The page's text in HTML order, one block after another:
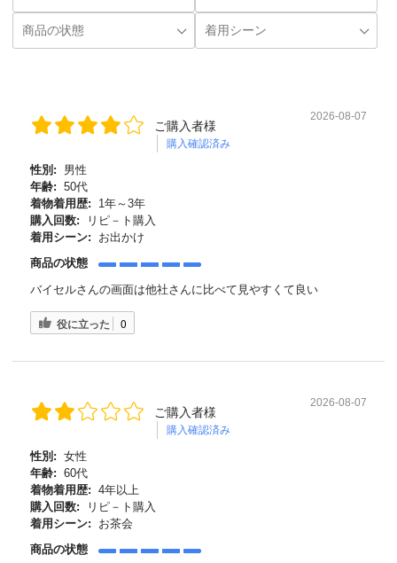
ご購入者様
購入確認済み
2026-08-07
性別:
男性
年齢: 50代
着物着用歴:
1年～3年
購入回数:
リピ－ト購入
着用シーン:
お出かけ
商品の状態
バイセルさんの画面は他社さんに比べて見やすくて良い
役に立った 0
ご購入者様
購入確認済み
2026-08-07
性別: 女性
年齢: 60代
着物着用歴: 4年以上
購入回数:
リピ－ト購入
着用シーン:
お茶会
商品の状態